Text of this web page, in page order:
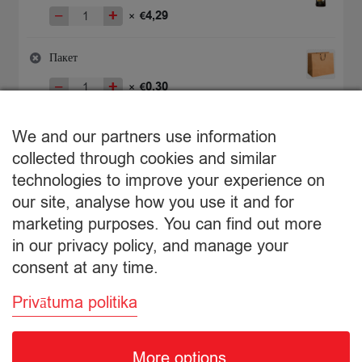
−
Количество
Mērce
260g
+ × €4,29
Пакет
−
Количество
Пакет
+ × €0,30
Подытог: €4,59
Просмотр корзины
Оформление заказа
We and our partners use information
collected through cookies and similar
technologies to improve your experience on
our site, analyse how you use it and for
marketing purposes. You can find out more
in our privacy policy, and manage your
consent at any time.
Privātuma politika